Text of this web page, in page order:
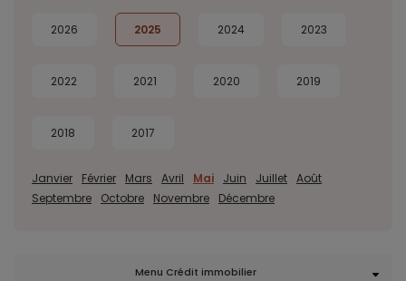
2026 2025 2024 2023
2022 2021 2020 2019
2018 2017
Janvier Février Mars Avril Mai Juin Juillet Août
Septembre
Octobre Novembre Décembre
Menu Crédit immobilier